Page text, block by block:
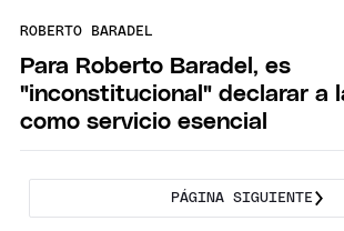
ROBERTO BARADEL
Para Roberto Baradel, es
"inconstitucional" declarar a
como servicio esencial
PÁGINA SIGUIENTE